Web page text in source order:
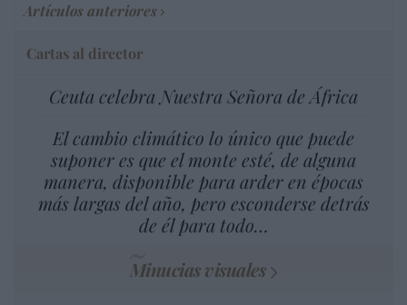
Artículos anteriores
Cartas al director
Ceuta celebra Nuestra Señora de África
El cambio climático lo único que puede
suponer es que el monte esté, de alguna
manera, disponible para arder en épocas
más largas del año, pero esconderse detrás
de él para todo…
Minucias visuales